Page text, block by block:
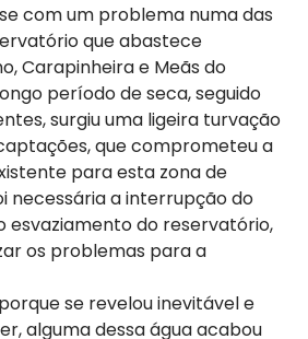
com um problema numa das
que abastece
Carapinheira e Meãs do
período de seca, seguido
surgiu uma ligeira turvação
que comprometeu a
para esta zona de
necessária a interrupção do
esvaziamento do reservatório,
os problemas para a
se revelou inevitável e
alguma dessa água acabou